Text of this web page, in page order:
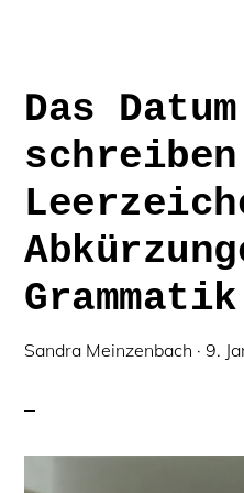
Das
Grammatik
Sandra Meinzenbach ·9.